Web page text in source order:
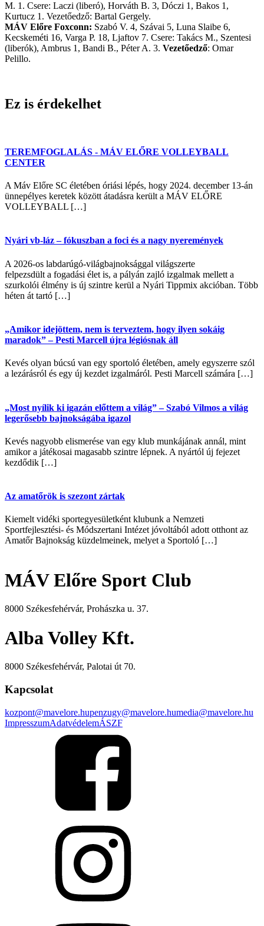
M. 1. Csere: Laczi (liberó), Horváth B. 3, Dóczi 1, Bakos 1,
Kurtucz 1. Vezetőedző: Bartal Gergely.
MÁV Előre Foxconn: Szabó V. 4, Szávai 5, Luna Slaibe 6,
Kecskeméti 16, Varga P. 18, Ljaftov 7. Csere: Takács M., Szentesi
(liberók), Ambrus 1, Bandi B., Péter A. 3. Vezetőedző: Omar
Pelillo.
Ez is érdekelhet
TEREMFOGLALÁS - MÁV ELŐRE VOLLEYBALL
CENTER
A Máv Előre SC életében óriási lépés, hogy 2024. december 13-án
ünnepélyes keretek között átadásra került a MÁV ELŐRE
VOLLEYBALL […]
Nyári vb-láz – fókuszban a foci és a nagy nyeremények
A 2026-os labdarúgó-világbajnoksággal világszerte
felpezsdült a fogadási élet is, a pályán zajló izgalmak mellett a
szurkolói élmény is új szintre kerül a Nyári Tippmix akcióban. Több
héten át tartó […]
„Amikor idejöttem, nem is terveztem, hogy ilyen sokáig
maradok” – Pesti Marcell újra légiósnak áll
Kevés olyan búcsú van egy sportoló életében, amely egyszerre szól
a lezárásról és egy új kezdet izgalmáról. Pesti Marcell számára […]
„Most nyílik ki igazán előttem a világ” – Szabó Vilmos a világ
legerősebb bajnokságába igazol
Kevés nagyobb elismerése van egy klub munkájának annál, mint
amikor a játékosai magasabb szintre lépnek. A nyártól új fejezet
kezdődik […]
Az amatőrök is szezont zártak
Kiemelt vidéki sportegyesületként klubunk a Nemzeti
Sportfejlesztési- és Módszertani Intézet jóvoltából adott otthont az
Amatőr Bajnokság küzdelmeinek, melyet a Sportoló […]
MÁV Előre Sport Club
8000 Székesfehérvár, Prohászka u. 37.
Alba Volley Kft.
8000 Székesfehérvár, Palotai út 70.
Kapcsolat
kozpont@mavelore.hupenzugy@mavelore.humedia@mavelore.hu
ImpresszumAdatvédelemÁSZF